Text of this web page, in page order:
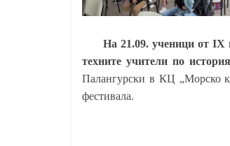
На 21.09. ученици от IX
техните учители по
Палангурски в КЦ „Морско
фестивала.